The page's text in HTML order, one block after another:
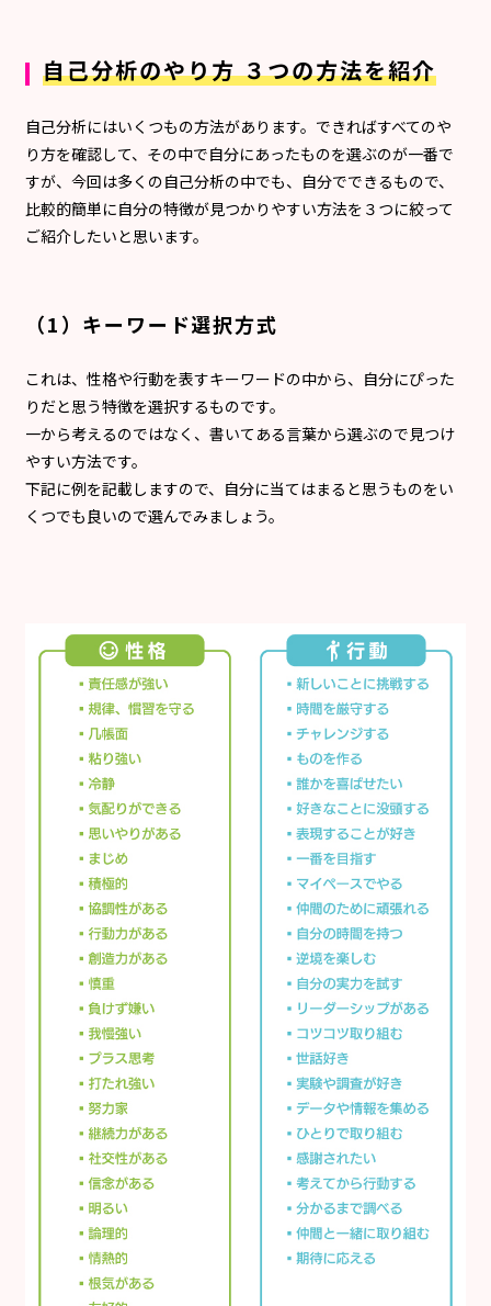
自己分析のやり方 ３つの方法を紹介
自己分析にはいくつもの方法があります。できればすべてのや
り方を確認して、その中で自分にあったものを選ぶのが一番で
すが、今回は多くの自己分析の中でも、自分でできるもので、
比較的簡単に自分の特徴が見つかりやすい方法を３つに絞って
ご紹介したいと思います。
（1）キーワード選択方式
これは、性格や行動を表すキーワードの中から、自分にぴった
りだと思う特徴を選択するものです。
一から考えるのではなく、書いてある言葉から選ぶので見つけ
やすい方法です。
下記に例を記載しますので、自分に当てはまると思うものをい
くつでも良いので選んでみましょう。